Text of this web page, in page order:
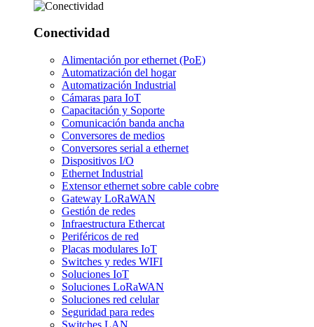
Conectividad
Alimentación por ethernet (PoE)
Automatización del hogar
Automatización Industrial
Cámaras para IoT
Capacitación y Soporte
Comunicación banda ancha
Conversores de medios
Conversores serial a ethernet
Dispositivos I/O
Ethernet Industrial
Extensor ethernet sobre cable cobre
Gateway LoRaWAN
Gestión de redes
Infraestructura Ethercat
Periféricos de red
Placas modulares IoT
Switches y redes WIFI
Soluciones IoT
Soluciones LoRaWAN
Soluciones red celular
Seguridad para redes